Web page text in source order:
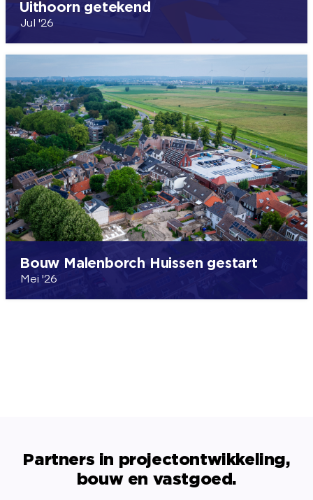
Uithoorn getekend
Jul '26
Bouw Malenborch Huissen gestart
Mei '26
Partners in projectontwikkeling,
bouw en vastgoed.